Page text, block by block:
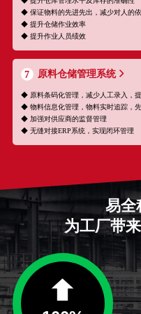
◆ 保证物料的先进先出，减少对人的
◆ 提升仓储作业效率
◆ 提升作业人员绩效
7 原料仓储管理系统
◆ 原料条码化管理，减少人工录入，
◆ 物料信息化管理，物料实时追踪，
◆ 加强对供应商的监督管理
◆ 无缝对接ERP系统，实现闭环管理
易全
为工厂带